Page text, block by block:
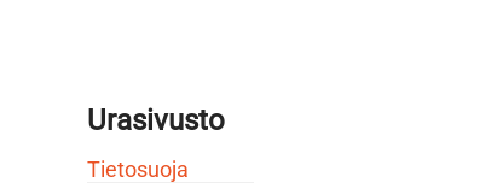
Urasivusto
Tietosuoja